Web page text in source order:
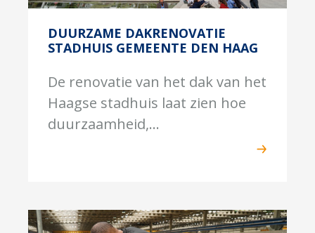
DUURZAME DAKRENOVATIE
STADHUIS GEMEENTE DEN HAAG
De renovatie van het dak van het
Haagse stadhuis laat zien hoe
duurzaamheid,...